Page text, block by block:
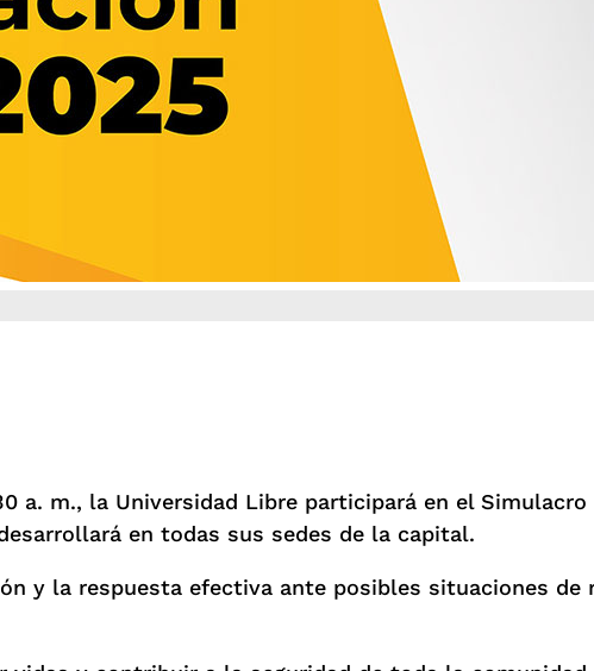
a. m., la Universidad Libre participará en el
en todas sus sedes de la capital.
y la respuesta efectiva ante posibles situaciones de